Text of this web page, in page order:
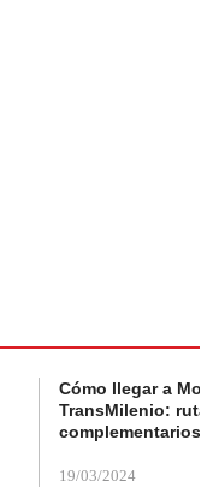
Cómo llegar a
TransMilenio:
complementarios
19/03/2024